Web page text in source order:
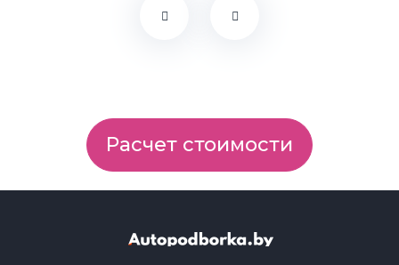
Расчет стоимости